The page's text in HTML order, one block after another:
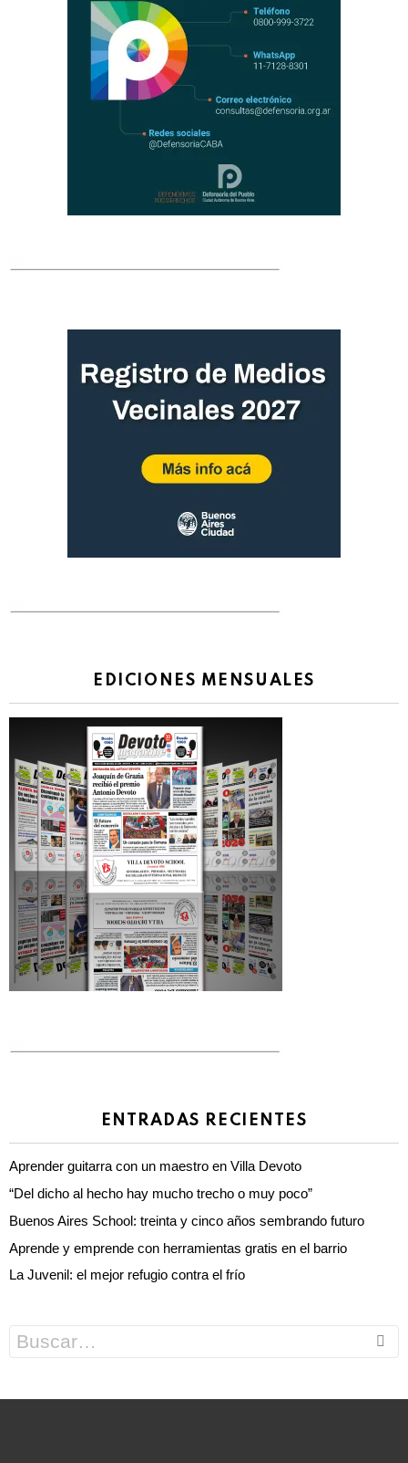
EDICIONES MENSUALES
ENTRADAS RECIENTES
Aprender guitarra con un maestro en Villa Devoto
“Del dicho al hecho hay mucho trecho o muy poco”
Buenos Aires School: treinta y cinco años sembrando futuro
Aprende y emprende con herramientas gratis en el barrio
La Juvenil: el mejor refugio contra el frío
for: